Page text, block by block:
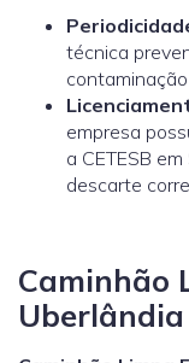
técnica
empresa
a CETESB em
descarte
Caminhão
Uberlândia